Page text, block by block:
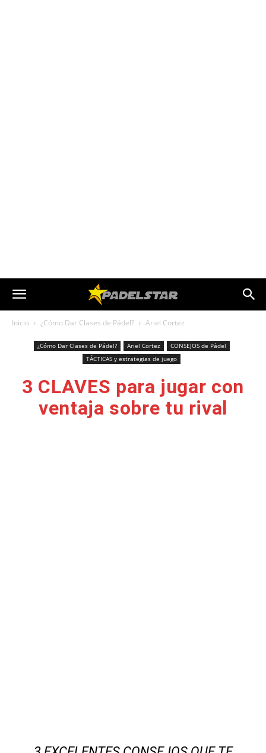
Inicio ¿Cómo Dar Clases de Pádel? Ariel Cortez
¿Cómo Dar Clases de Pádel? Ariel Cortez
CONSEJOS de Pádel
TÁCTICAS y estrategias de juego
3 CLAVES para jugar con
ventaja sobre tu rival